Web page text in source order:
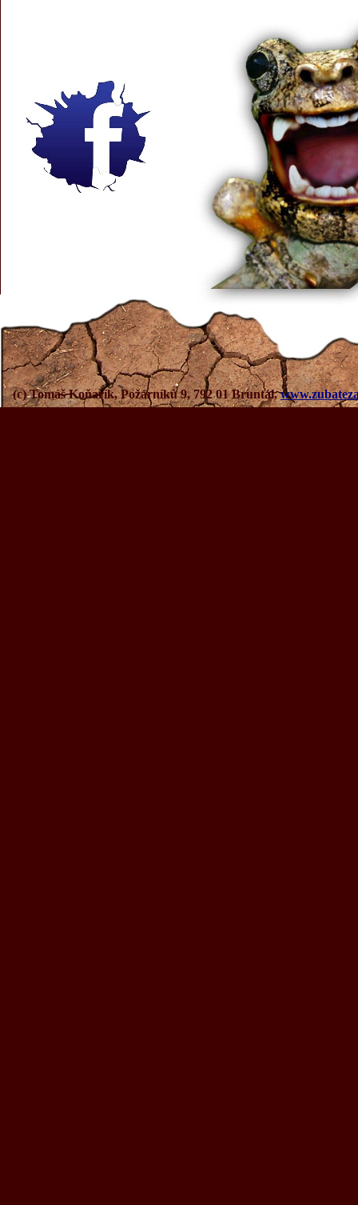
(c) Tomáš Koňařík, Požárníků 9, 792 01 Bruntál,